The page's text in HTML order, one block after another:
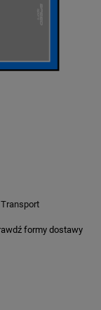
formy dostawy